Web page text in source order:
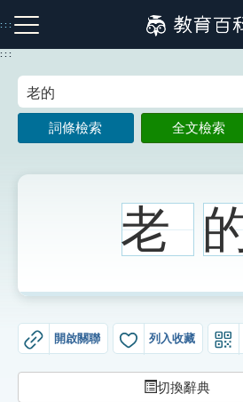
到
主
:::
注音索引圖示 筆畫索引圖示
生字詞彙表
:::
詞條檢索 全文檢索
老
開啟關聯 列入收藏
切換辭典